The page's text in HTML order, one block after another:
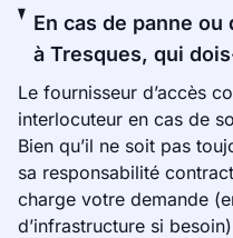
En cas de panne
à Tresques, qui
Le fournisseur d’accès
interlocuteur en cas de
Bien qu’il ne soit pas
sa responsabilité
charge votre demande
d’infrastructure si